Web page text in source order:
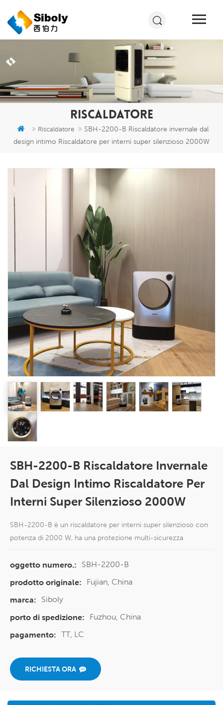
RISCALDATORE
Riscaldatore
SBH-2200-B Riscaldatore invernale dal
design intimo Riscaldatore per interni super silenzioso 2000W
SBH-2200-B Riscaldatore Invernale
Dal Design Intimo Riscaldatore Per
Interni Super Silenzioso 2000W
SBH-2200-B è un riscaldatore per interni super silenzioso con
potenza di 2000 W, ha una protezione multi-sicurezza
oggetto numero.:
SBH-2200-B
prodotto originale:
Fujian, China
marca:
Siboly
porto di spedizione:
Fuzhou, China
pagamento: TT, LC
RICHIESTA ORA